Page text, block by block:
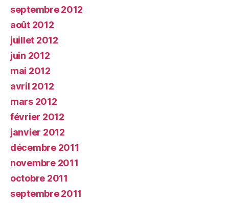
septembre 2012
août 2012
juillet 2012
juin 2012
mai 2012
avril 2012
mars 2012
février 2012
janvier 2012
décembre 2011
novembre 2011
octobre 2011
septembre 2011